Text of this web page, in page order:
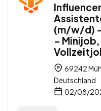
(m/w/d)
–
69242
Deutschland
02/08/